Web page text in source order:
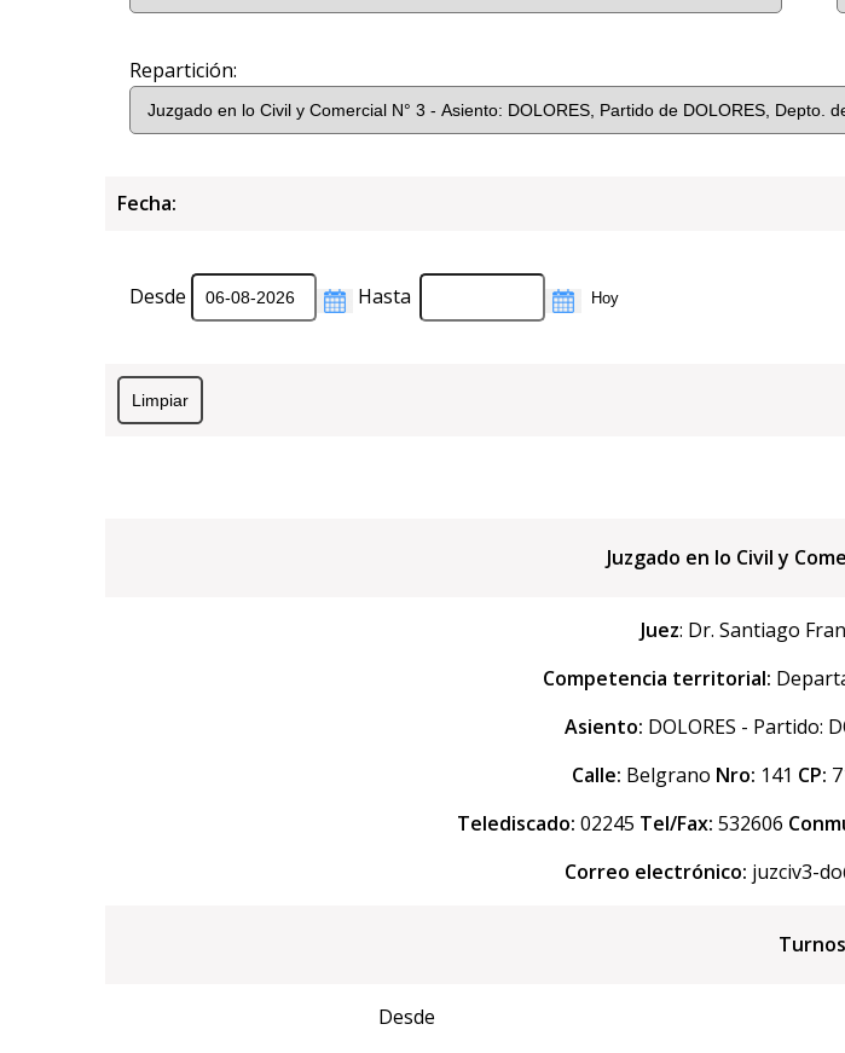
Repartición:
Fecha:
Desde Hasta
Juzgado en lo Civil y
Juez: Dr. Santiago
Competencia territorial:
Asiento: DOLORES - Partido:
Calle: Belgrano Nro: 141 CP:
Telediscado: 02245 Tel/Fax: 532606
Correo electrónico: juzciv3-
Turnos
Desde